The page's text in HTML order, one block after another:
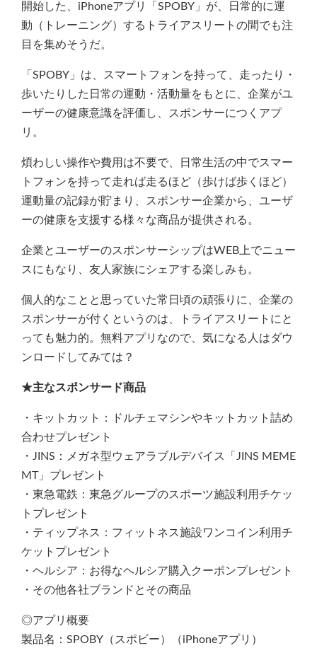
開始した、iPhoneアプリ「SPOBY」が、日常的に運
動（トレーニング）するトライアスリートの間でも注
目を集めそうだ。
「SPOBY」は、スマートフォンを持って、走ったり・
歩いたりした日常の運動・活動量をもとに、企業がユ
ーザーの健康意識を評価し、スポンサーにつくアプ
リ。
煩わしい操作や費用は不要で、日常生活の中でスマー
トフォンを持って走れば走るほど（歩けば歩くほど）
運動量の記録が貯まり、スポンサー企業から、ユーザ
ーの健康を支援する様々な商品が提供される。
企業とユーザーのスポンサーシップはWEB上でニュー
スにもなり、友人家族にシェアする楽しみも。
個人的なことと思っていた常日頃の頑張りに、企業の
スポンサーが付くというのは、トライアスリートにと
っても魅力的。無料アプリなので、気になる人はダウ
ンロードしてみては？
★主なスポンサード商品
・キットカット：ドルチェマシンやキットカット詰め
合わせプレゼント
・JINS：メガネ型ウェアラブルデバイス「JINS MEME
MT」プレゼント
・東急電鉄：東急グループのスポーツ施設利用チケッ
トプレゼント
・ティップネス：フィットネス施設ワンコイン利用チ
ケットプレゼント
・ヘルシア：お得なヘルシア購入クーポンプレゼント
・その他各社ブランドとその商品
◎アプリ概要
製品名：SPOBY（スポビー）（iPhoneアプリ）